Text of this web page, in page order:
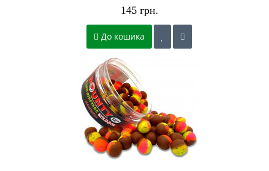
145 грн.
До кошика